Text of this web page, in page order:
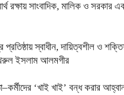
রক্ষায় সাংবাদিক, মালিক ও সরকার
স্বাধীন, দায়িত্বশীল ও
ইসলাম আলমগীর
‘খাই খাই’ বন্ধ করার